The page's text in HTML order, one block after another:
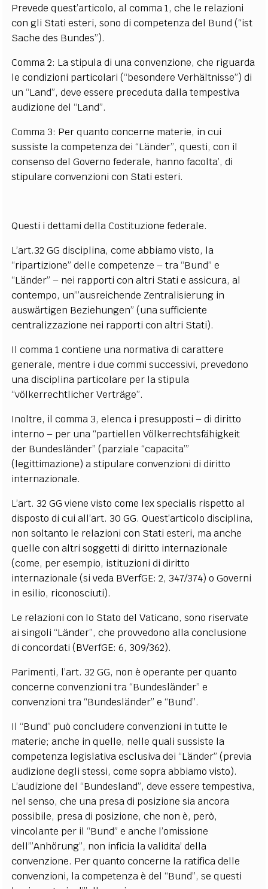
Prevede quest’articolo, al comma 1, che le relazioni
con gli Stati esteri, sono di competenza del Bund (“ist
Sache des Bundes”).
Comma 2: La stipula di una convenzione, che riguarda
le condizioni particolari (“besondere Verhältnisse”) di
un “Land”, deve essere preceduta dalla tempestiva
audizione del “Land”.
Comma 3: Per quanto concerne materie, in cui
sussiste la competenza dei “Länder”, questi, con il
consenso del Governo federale, hanno facolta’, di
stipulare convenzioni con Stati esteri.
Questi i dettami della Costituzione federale.
L’art.32 GG disciplina, come abbiamo visto, la
“ripartizione” delle competenze – tra “Bund” e
“Länder” – nei rapporti con altri Stati e assicura, al
contempo, un’”ausreichende Zentralisierung in
auswärtigen Beziehungen” (una sufficiente
centralizzazione nei rapporti con altri Stati).
Il comma 1 contiene una normativa di carattere
generale, mentre i due commi successivi, prevedono
una disciplina particolare per la stipula
“völkerrechtlicher Verträge”.
Inoltre, il comma 3, elenca i presupposti – di diritto
interno – per una “partiellen Völkerrechtsfähigkeit
der Bundesländer” (parziale “capacita’”
(legittimazione) a stipulare convenzioni di diritto
internazionale.
L’art. 32 GG viene visto come lex specialis rispetto al
disposto di cui all’art. 30 GG. Quest’articolo disciplina,
non soltanto le relazioni con Stati esteri, ma anche
quelle con altri soggetti di diritto internazionale
(come, per esempio, istituzioni di diritto
internazionale (si veda BVerfGE: 2, 347/374) o Governi
in esilio, riconosciuti).
Le relazioni con lo Stato del Vaticano, sono riservate
ai singoli “Länder”, che provvedono alla conclusione
di concordati (BVerfGE: 6, 309/362).
Parimenti, l’art. 32 GG, non è operante per quanto
concerne convenzioni tra “Bundesländer” e
convenzioni tra “Bundesländer” e “Bund”.
Il “Bund” può concludere convenzioni in tutte le
materie; anche in quelle, nelle quali sussiste la
competenza legislativa esclusiva dei “Länder” (previa
audizione degli stessi, come sopra abbiamo visto).
L’audizione del “Bundesland”, deve essere tempestiva,
nel senso, che una presa di posizione sia ancora
possibile, presa di posizione, che non è, però,
vincolante per il “Bund” e anche l’omissione
dell’”Anhörung”, non inficia la validita’ della
convenzione. Per quanto concerne la ratifica delle
convenzioni, la competenza è del “Bund”, se questi